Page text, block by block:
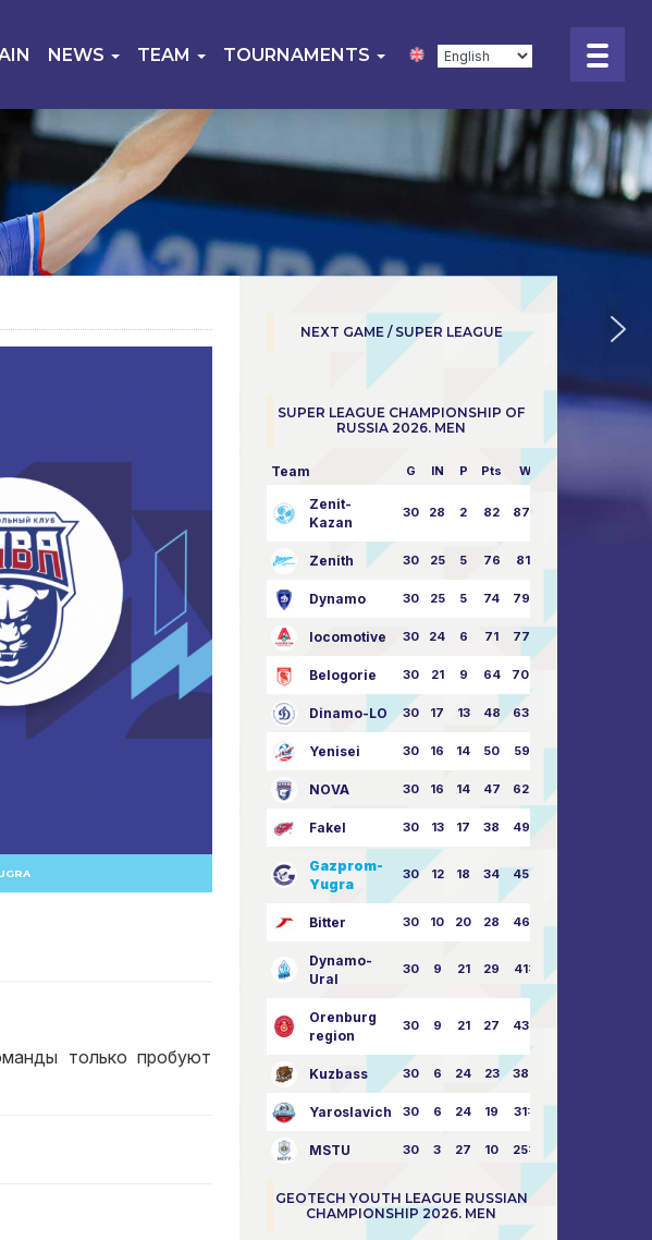
NEWS TEAM TOURNAMENTS
только пробуют
NEXT GAME / SUPER LEAGUE
SUPER LEAGUE CHAMPIONSHIP OF
RUSSIA 2026. MEN
Team G IN P Pts W/L
Zenit-
Kazan
30 28 2 82 87:24
Zenith 30 25 5 76 81:21
Dynamo 30 25 5 74 79:26
locomotive 30 24 6 71 77:33
Belogorie 30 21 9 64 70:40
Dinamo-LO 30 17 13 48 63:57
Yenisei 30 16 14 50 59:53
NOVA 30 16 14 47 62:58
Fakel 30 13 17 38 49:62
Gazprom-
Yugra
30 12 18 34 45:63
Bitter 30 10 20 28 46:73
Dynamo-
Ural
30 9 21 29 41:70
Orenburg
region
30 9 21 27 43:73
Kuzbass 30 6 24 23 38:76
Yaroslavich 30 6 24 19 31:80
MSTU 30 3 27 10 25:87
GEOTECH YOUTH LEAGUE RUSSIAN
CHAMPIONSHIP 2026. MEN